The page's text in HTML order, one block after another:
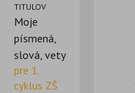
TITULOV
Moje
písmená,
slová, vety
pre 1.
cyklus ZŠ